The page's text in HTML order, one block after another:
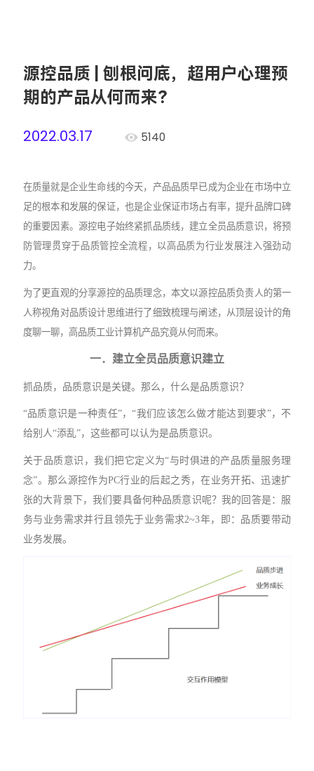
源控品质 | 刨根问底，超用户心理预
期的产品从何而来？
2022.03.17
5140
在质量就是企业生命线的今天，产品品质早已成为企业在市场中立
足的根本和发展的保证，也是企业保证市场占有率，提升品牌口碑
的重要因素。源控电子始终紧抓品质线，建立全员品质意识，将预
防管理贯穿于品质管控全流程，以高品质为行业发展注入强劲动
力。
为了更直观的分享源控的品质理念，本文以源控品质负责人的第一
人称视角对品质设计思维进行了细致梳理与阐述，从顶层设计的角
度聊一聊，高品质工业计算机产品究竟从何而来。
一． 建立全员品质意识建立
抓品质，品质意识是关键。那么，什么是品质意识？
“品质意识是一种责任”，“我们应该怎么做才能达到要求”，不
给别人“添乱”，这些都可以认为是品质意识。
关于品质意识，我们把它定义为“与时俱进的产品质量服务理
念”。那么源控作为PC行业的后起之秀，在业务开拓、迅速扩
张的大背景下，我们要具备何种品质意识呢？我的回答是：服
务与业务需求并行且领先于业务需求2~3年，即：品质要带动
业务发展。